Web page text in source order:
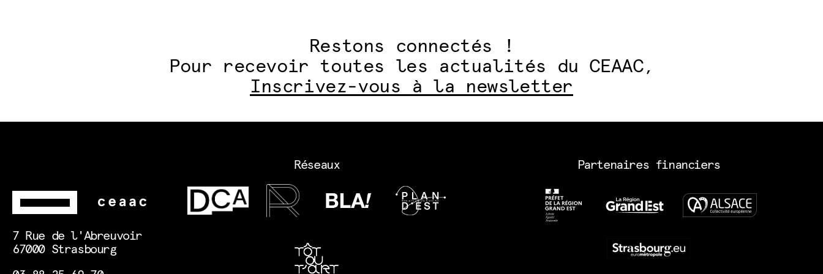
Restons connectés !
Pour recevoir toutes les actualités du CEAAC,
Inscrivez-vous à la newsletter
7 Rue de l'Abreuvoir
67000 Strasbourg
Réseaux Partenaires financiers